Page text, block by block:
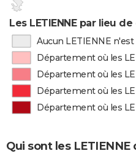
Les LETIENNE par lieu
Aucun LETIENNE
Département où les
Département où les
Département où les
Département où les
Qui sont les